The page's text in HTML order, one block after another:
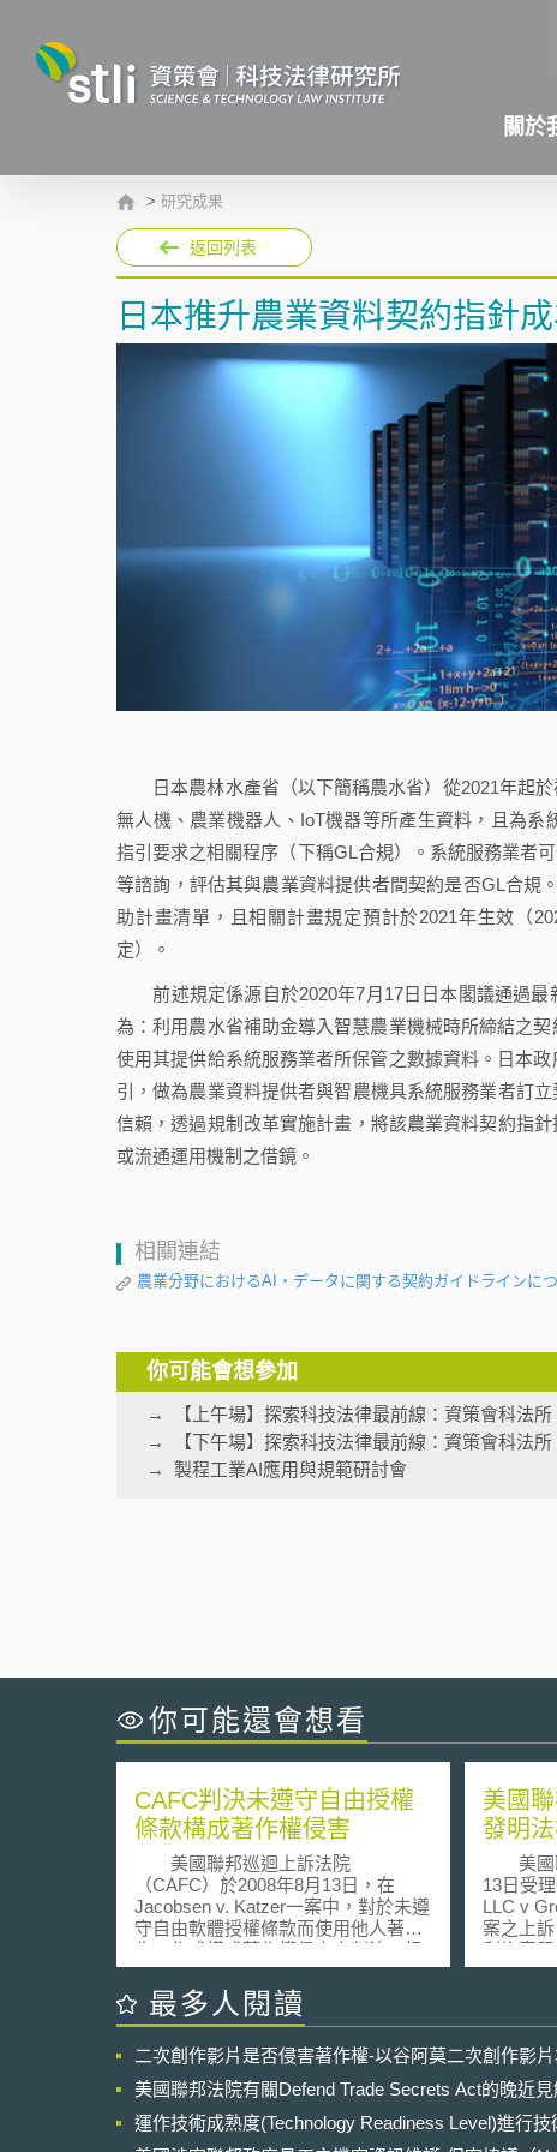
關於
> 研究成果
返回列表
日本推升農業資料契約指針
日本農林水產省（以下簡稱農水省）從2021年起於
無人機、農業機器人、IoT機器等所產生資料，且為
指引要求之相關程序（下稱GL合規）。系統服務業者
等諮詢，評估其與農業資料提供者間契約是否GL合規
助計畫清單，且相關計畫規定預計於2021年生效（
定）。
前述規定係源自於2020年7月17日日本閣議通過最
為：利用農水省補助金導入智慧農業機械時所締結之
使用其提供給系統服務業者所保管之數據資料。日本
引，做為農業資料提供者與智農機具系統服務業者訂
信賴，透過規制改革實施計畫，將該農業資料契約指
或流通運用機制之借鏡。
相關連結
農業分野におけるAI・データに関する契約ガイドラインに
你可能會想參加
【上午場】探索科技法律最前線：資策會科法
【下午場】探索科技法律最前線：資策會科法
製程工業AI應用與規範研討會
你可能還會想看
CAFC判決未遵守自由授權
條款構成著作權侵害
美國聯邦巡迴上訴法院
（CAFC）於2008年8月13日，在
Jacobsen v. Katzer一案中，對於未遵
守自由軟體授權條款而使用他人著
作，作成構成著作權侵害之判決，扭
轉地方法院之判決結果。由上訴人
Jacobsen經營的JMRI（Java Model
Railroad Interface），透過多數參與
放資源的自由軟體，採取Artistic
License模式，供模型火車迷編輯解碼
器晶片(decoder chip)的程式以操控模
型火車；被告Katzer從 DecoderPro下
載了數個定義檔來製作一套市售軟體
美國
發明
美國聯
13日受
LLC v
案之上
利複審
行處理
審程序可
（
standard
第314條
終裁決
最多人閱讀
二次創作影片是否侵害著作權-以谷阿莫二次創作影片
美國聯邦法院有關Defend Trade Secrets Act的晚近
運作技術成熟度(Technology Readiness Level)進行技